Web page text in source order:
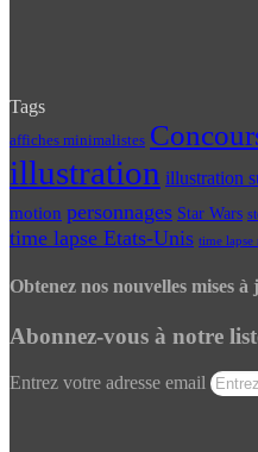
Tags
affiches minimalistes
illustration illustration
motion personnages Star Wars
time lapse Etats-Unis time lapse
Obtenez nos nouvelles mises
Abonnez-vous à notre
Entrez votre adresse email